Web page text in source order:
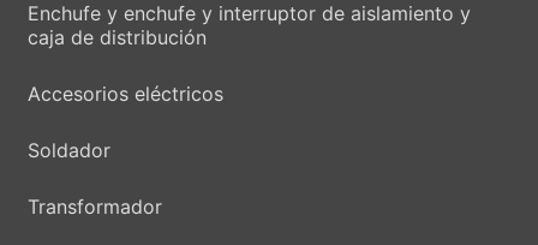
Enchufe y enchufe y interruptor de aislamiento y
caja de distribución
Accesorios eléctricos
Soldador
Transformador